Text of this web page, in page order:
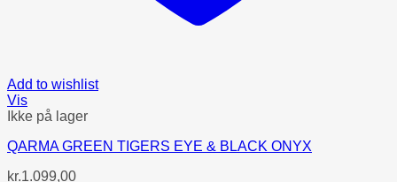
Add to wishlist
Vis
Ikke på lager
QARMA GREEN TIGERS EYE & BLACK ONYX
kr.1.099,00